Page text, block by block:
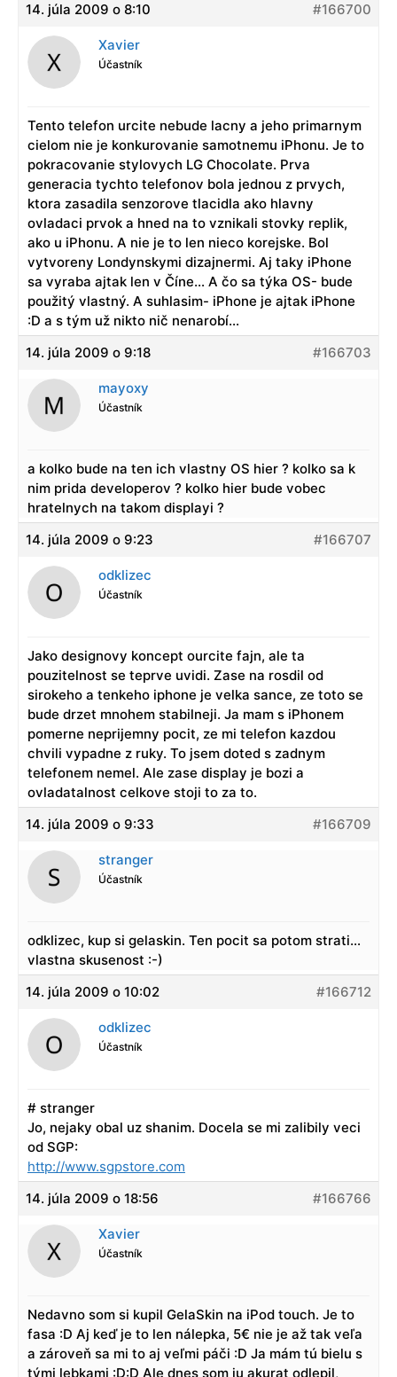
14. júla 2009 o 8:10
#166700
Xavier
Účastník
Tento telefon urcite nebude lacny a jeho primarnym
cielom nie je konkurovanie samotnemu iPhonu. Je to
pokracovanie stylovych LG Chocolate. Prva
generacia tychto telefonov bola jednou z prvych,
ktora zasadila senzorove tlacidla ako hlavny
ovladaci prvok a hned na to vznikali stovky replik,
ako u iPhonu. A nie je to len nieco korejske. Bol
vytvoreny Londynskymi dizajnermi. Aj taky iPhone
sa vyraba ajtak len v Číne… A čo sa týka OS- bude
použitý vlastný. A suhlasim- iPhone je ajtak iPhone
:D a s tým už nikto nič nenarobí…
14. júla 2009 o 9:18
#166703
mayoxy
Účastník
a kolko bude na ten ich vlastny OS hier ? kolko sa k
nim prida developerov ? kolko hier bude vobec
hratelnych na takom displayi ?
14. júla 2009 o 9:23
#166707
odklizec
Účastník
Jako designovy koncept ourcite fajn, ale ta
pouzitelnost se teprve uvidi. Zase na rosdil od
sirokeho a tenkeho iphone je velka sance, ze toto se
bude drzet mnohem stabilneji. Ja mam s iPhonem
pomerne neprijemny pocit, ze mi telefon kazdou
chvili vypadne z ruky. To jsem doted s zadnym
telefonem nemel. Ale zase display je bozi a
ovladatalnost celkove stoji to za to.
14. júla 2009 o 9:33
#166709
stranger
Účastník
odklizec, kup si gelaskin. Ten pocit sa potom strati…
vlastna skusenost :-)
14. júla 2009 o 10:02
#166712
odklizec
Účastník
# stranger
Jo, nejaky obal uz shanim. Docela se mi zalibily veci
od SGP:
http://www.sgpstore.com
14. júla 2009 o 18:56
#166766
Xavier
Účastník
Nedavno som si kupil GelaSkin na iPod touch. Je to
fasa :D Aj keď je to len nálepka, 5€ nie je až tak veľa
a zároveň sa mi to aj veľmi páči :D Ja mám tú bielu s
tými lebkami :D:D Ale dnes som ju akurat odlepil,